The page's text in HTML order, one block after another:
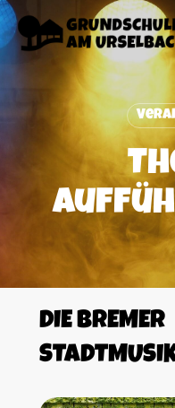
Skip
to
main
content
DIEBREMER